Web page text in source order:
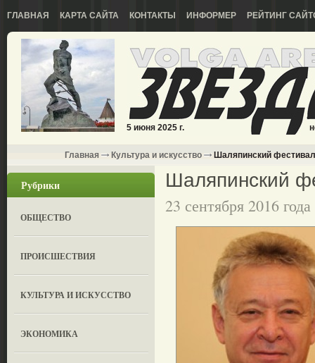
ГЛАВНАЯ КАРТА САЙТА КОНТАКТЫ ИНФОРМЕР РЕЙТИНГ
5 июня 2025 г.
Главная Культура и искусство Шаляпинский
Рубрики
ОБЩЕСТВО
ПРОИСШЕСТВИЯ
КУЛЬТУРА И ИСКУССТВО
ЭКОНОМИКА
Шаляпинский
23 сентября 2016 года